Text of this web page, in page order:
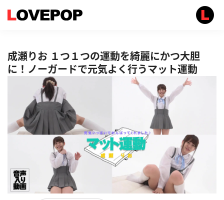
成瀬りお １つ１つの運動を綺麗にかつ大胆
に！ノーガードで元気よく行うマット運動